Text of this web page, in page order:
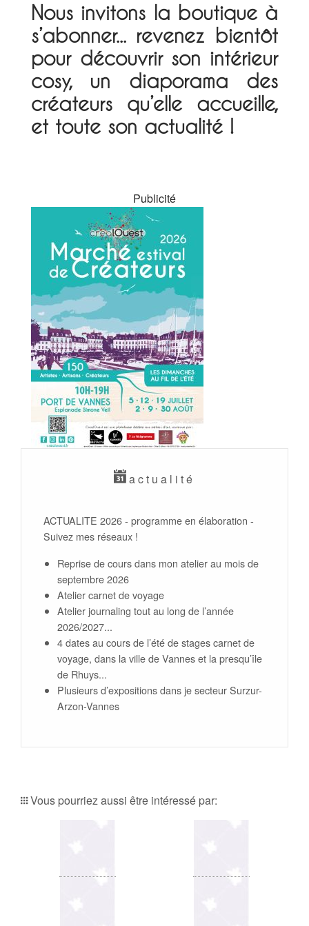
Nous invitons la boutique à
s’abonner... revenez bientôt
pour découvrir son intérieur
cosy, un diaporama des
créateurs qu’elle accueille,
et toute son actualité !
Publicité
actualité
ACTUALITE 2026 - programme en élaboration -
Suivez mes réseaux !
Reprise de cours dans mon atelier au mois de
septembre 2026
Atelier carnet de voyage
Atelier journaling tout au long de l’année
2026/2027...
4 dates au cours de l’été de stages carnet de
voyage, dans la ville de Vannes et la presqu’île
de Rhuys...
Plusieurs d’expositions dans je secteur Surzur-
Arzon-Vannes
Vous pourriez aussi être intéressé par: